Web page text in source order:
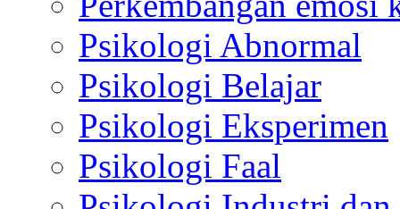
Psikologi Abnormal
Psikologi Belajar
Psikologi Eksperimen
Psikologi Faal